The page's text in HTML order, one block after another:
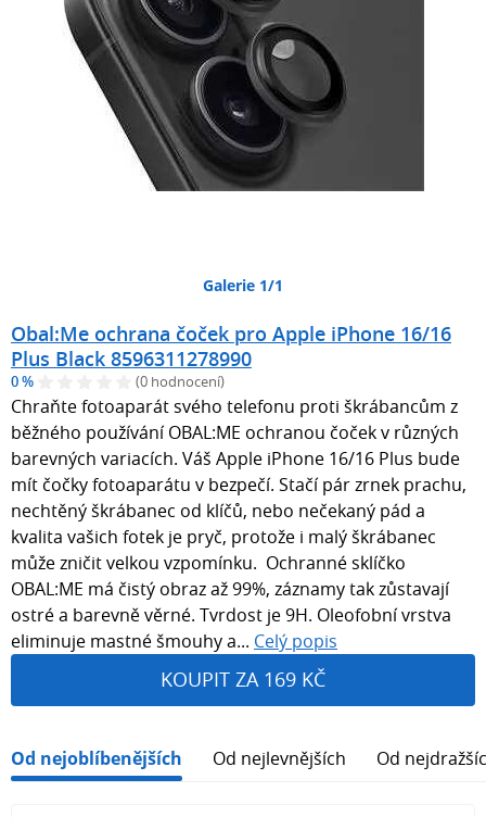
Galerie 1/1
Obal:Me ochrana čoček pro Apple iPhone 16/16
Plus Black 8596311278990
0 % (0 hodnocení)
Chraňte fotoaparát svého telefonu proti škrábancům z
běžného používání OBAL:ME ochranou čoček v různých
barevných variacích. Váš Apple iPhone 16/16 Plus bude
mít čočky fotoaparátu v bezpečí. Stačí pár zrnek prachu,
nechtěný škrábanec od klíčů, nebo nečekaný pád a
kvalita vašich fotek je pryč, protože i malý škrábanec
může zničit velkou vzpomínku. Ochranné sklíčko
OBAL:ME má čistý obraz až 99%, záznamy tak zůstavají
ostré a barevně věrné. Tvrdost je 9H. Oleofobní vrstva
eliminuje mastné šmouhy a... Celý popis
KOUPIT ZA 169 KČ
Od nejoblíbenějších Od nejlevnějších Od